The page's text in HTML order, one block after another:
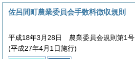
佐呂間町農業委員会手数料徴収規則
平成18年3月28日 農業委員会規則第1号
(平成27年4月1日施行)